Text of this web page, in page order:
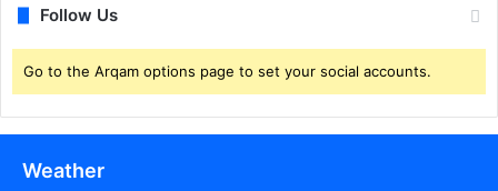
Follow Us
Go to the Arqam options page to set your social accounts.
Weather